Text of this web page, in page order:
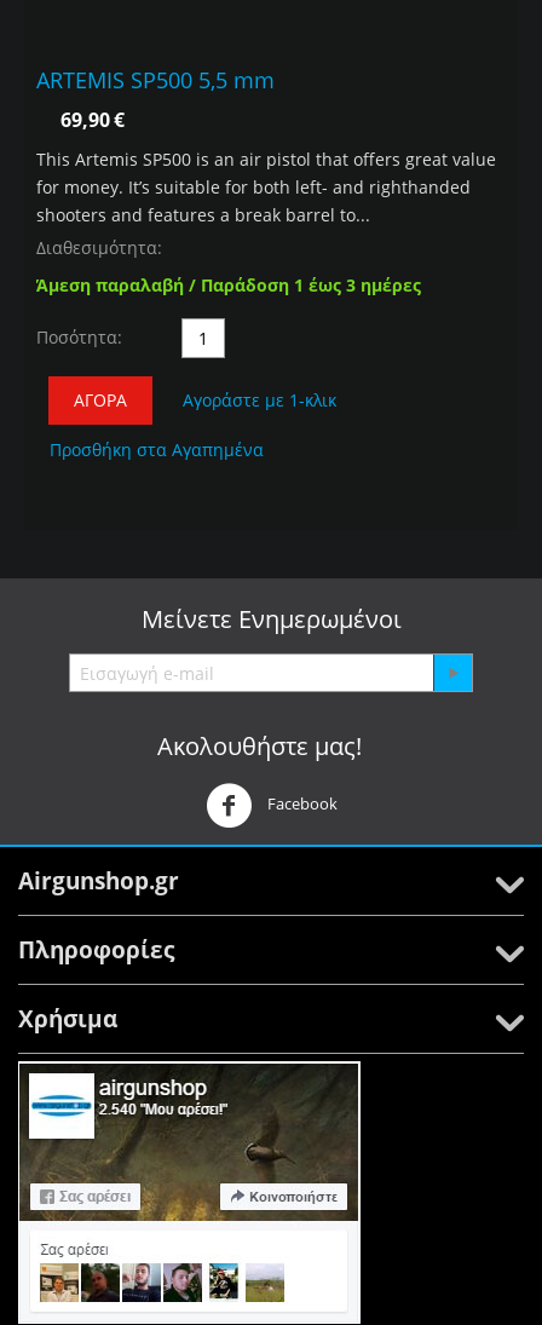
ARTEMIS SP500 5,5 mm
69,90€
This Artemis SP500 is an air pistol that offers great value
for money. It’s suitable for both left- and righthanded
shooters and features a break barrel to...
Διαθεσιμότητα:
Άμεση παραλαβή / Παράδοση 1 έως 3 ημέρες
Ποσότητα:
ΑΓΟΡΆ Αγοράστε με 1-κλικ
Προσθήκη στα Αγαπημένα
Μείνετε Ενημερωμένοι
Ακολουθήστε μας!
Facebook
Airgunshop.gr
Πληροφορίες
Χρήσιμα